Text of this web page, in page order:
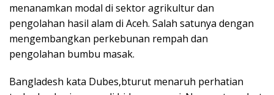
menanamkan modal di sektor agrikultur dan
pengolahan hasil alam di Aceh. Salah satunya dengan
mengembangkan perkebunan rempah dan
pengolahan bumbu masak.
Bangladesh kata Dubes,bturut menaruh perhatian